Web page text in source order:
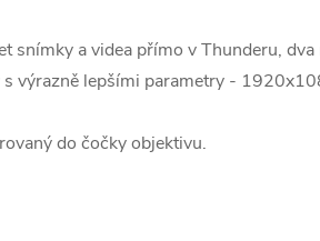
a videa přímo v Thunderu, dva
výrazně lepšími parametry -
do čočky objektivu.